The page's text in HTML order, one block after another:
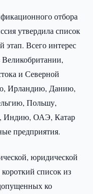
отбора
утвердила список
Всего интерес
Великобритании,
и Северной
Ирландию, Данию,
Польшу,
Индию, ОАЭ, Катар
предприятия.
юридической
список из
ко